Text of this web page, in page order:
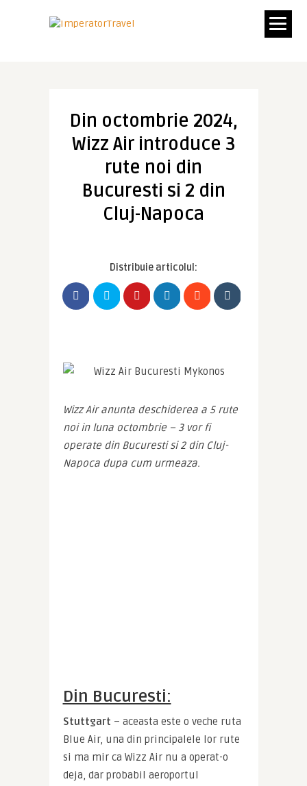
Din octombrie 2024,
Wizz Air introduce 3
rute noi din
Bucuresti si 2 din
Cluj-Napoca
Distribuie articolul:
Wizz Air anunta deschiderea a 5 rute
noi in luna octombrie – 3 vor fi
operate din Bucuresti si 2 din Cluj-
Napoca dupa cum urmeaza.
Din Bucuresti:
Stuttgart – aceasta este o veche ruta
Blue Air, una din principalele lor rute
si ma mir ca Wizz Air nu a operat-o
deja, dar probabil aeroportul